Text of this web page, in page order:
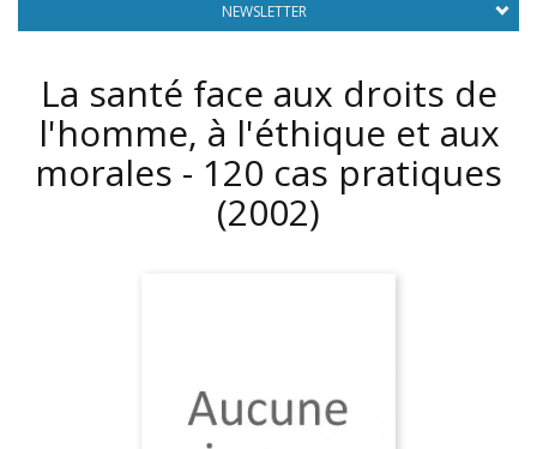
NEWSLETTER
La santé face aux droits de
l'homme, à l'éthique et aux
morales - 120 cas pratiques
(2002)